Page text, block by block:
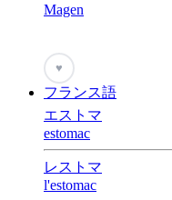
Magen
♥
フランス語
エストマ
estomac
レストマ
l'estomac